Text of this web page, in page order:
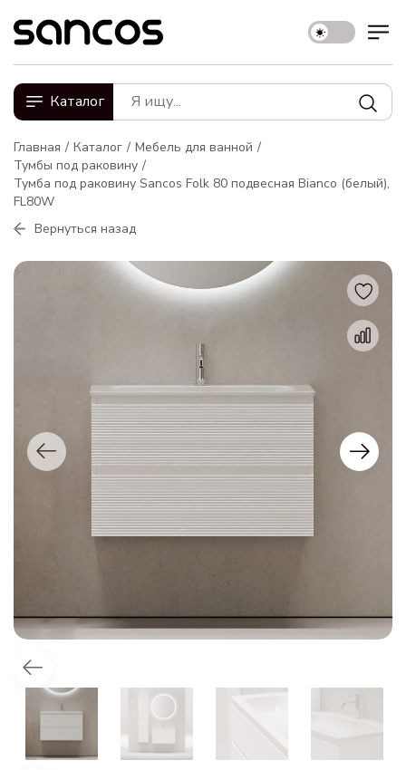
Каталог
Главная Каталог
Мебель для ванной
Тумбы под раковину
Тумба под раковину Sancos Folk 80 подвесная Bianco (белый),
FL80W
Вернуться назад